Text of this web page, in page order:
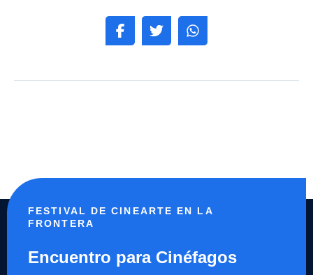
FESTIVAL DE CINEARTE EN LA
FRONTERA
Encuentro para Cinéfagos